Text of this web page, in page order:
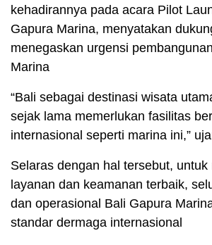
kehadirannya pada acara Pilot
Gapura Marina, menyatakan
menegaskan urgensi
Marina
“Bali sebagai destinasi wisata
sejak lama memerlukan fasilitas
internasional seperti marina ini,”
Selaras dengan hal tersebut, untuk
layanan dan keamanan terbaik,
dan operasional Bali Gapura
standar dermaga internasional